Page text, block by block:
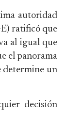
autoridad
ratificó que
al igual que
el panorama
determine un
decisión